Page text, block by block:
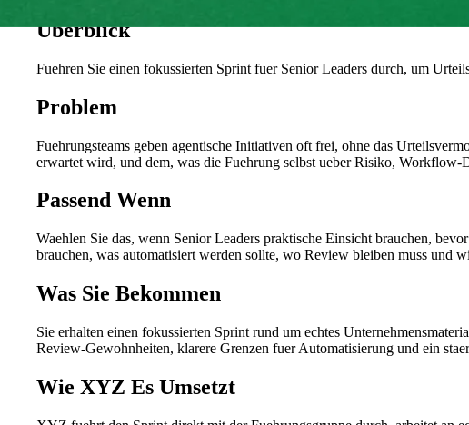
Überblick
Fuehren Sie einen fokussierten Sprint fuer Senior Leaders durch, um
Problem
Fuehrungsteams geben agentische Initiativen oft frei, ohne das
erwartet wird, und dem, was die Fuehrung selbst ueber Risiko, Workflow-
Passend Wenn
Waehlen Sie das, wenn Senior Leaders praktische Einsicht brauchen,
brauchen, was automatisiert werden sollte, wo Review bleiben muss und
Was Sie Bekommen
Sie erhalten einen fokussierten Sprint rund um echtes
Review-Gewohnheiten, klarere Grenzen fuer Automatisierung und ein
Wie XYZ Es Umsetzt